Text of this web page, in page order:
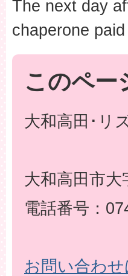
The next day
chaperone
このペー
大和高田･リ
大和高田市大
電話番号：
お問い合わ